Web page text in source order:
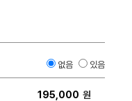
없음 있음
원